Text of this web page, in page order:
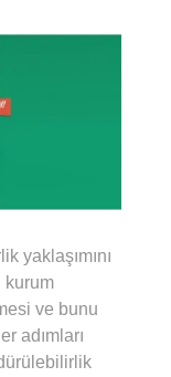
yaklaşımını
kurum
ve bunu
adımları